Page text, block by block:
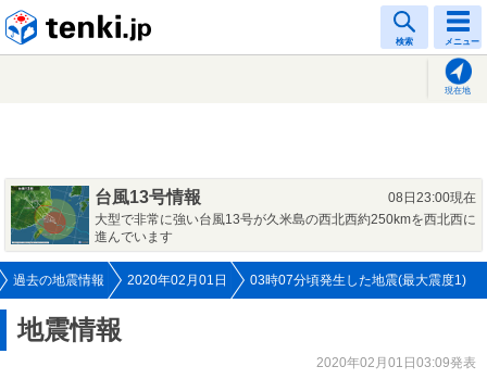
検索 メニュー
現在地
台風13号情報
08日23:00現在
大型で非常に強い台風13号が久米島の西北西約250kmを西北西に
進んでいます
過去の地震情報 2020年02月01日 03時07分頃発生した地震(最大震度1)
地震情報
2020年02月01日03:09発表